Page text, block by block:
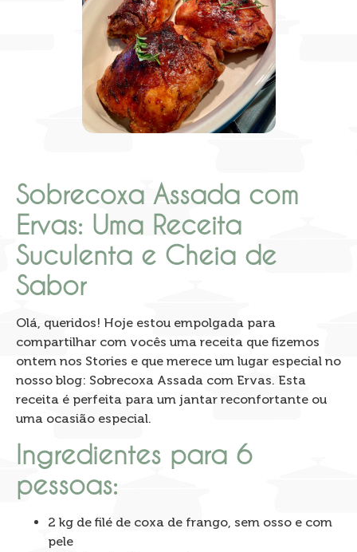
Sobrecoxa Assada com
Ervas: Uma Receita
Suculenta e Cheia de
Sabor
Olá, queridos! Hoje estou empolgada para
compartilhar com vocês uma receita que fizemos
ontem nos Stories e que merece um lugar especial no
nosso blog: Sobrecoxa Assada com Ervas. Esta
receita é perfeita para um jantar reconfortante ou
uma ocasião especial.
Ingredientes para 6
pessoas:
2 kg de filé de coxa de frango, sem osso e com
pele